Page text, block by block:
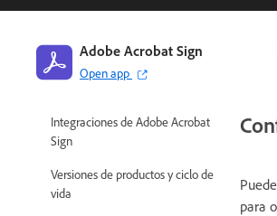
Adobe Acrobat Sign
Open app
Integraciones de Adobe Acrobat
Sign
Versiones de productos y ciclo de
vida
para